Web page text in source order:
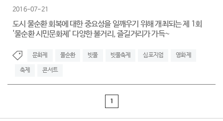
2016-07-21
도시 물순환 회복에 대한 중요성을 일깨우기 위해 개최되는 제 1회
'물순환 시민문화제' 다양한 볼거리, 즐길거리가 가득~
문화제 물순환 빗물 빗물축제 심포지엄 영화제
축제 콘서트
1